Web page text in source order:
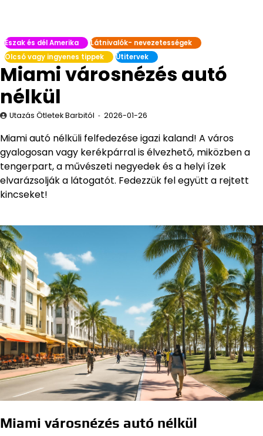
Észak és dél Amerika
Látnivalók- nevezetességek
Olcsó vagy ingyenes tippek
Útitervek
Miami városnézés autó
nélkül
Utazás Ötletek Barbitól 2026-01-26
Miami autó nélküli felfedezése igazi kaland! A város
gyalogosan vagy kerékpárral is élvezhető, miközben a
tengerpart, a művészeti negyedek és a helyi ízek
elvarázsolják a látogatót. Fedezzük fel együtt a rejtett
kincseket!
Miami városnézés autó nélkül